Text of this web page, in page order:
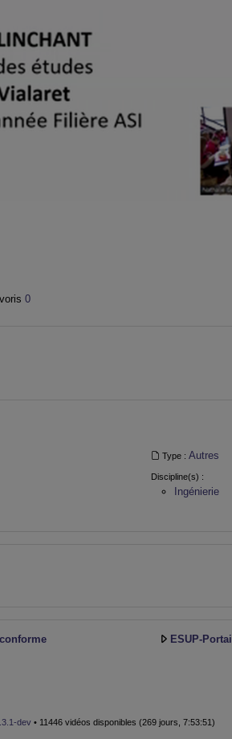
0
Type : Autres
Discipline(s) :
Ingénierie
ESUP-Portail
dev• 11446 vidéos disponibles (269 jours, 7:53:51)